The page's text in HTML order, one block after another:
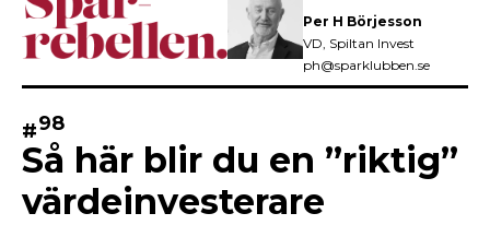
Per H Börjesson
VD, Spiltan Invest
ph@sparklubben.se
#98
Så här blir du en ”riktig”
värdeinvesterare